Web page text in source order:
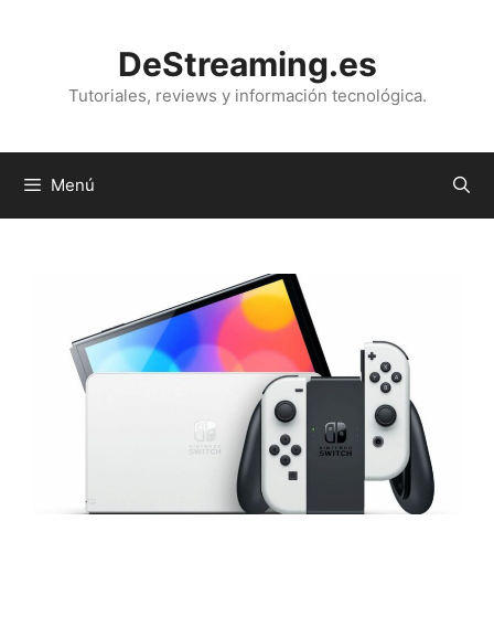
DeStreaming.es
Tutoriales, reviews y información tecnológica.
Menú